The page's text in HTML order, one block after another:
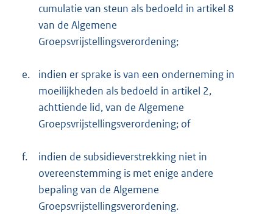
cumulatie van steun als bedoeld in artikel 8
van de Algemene
Groepsvrijstellingsverordening;
e.
indien er sprake is van een onderneming in
moeilijkheden als bedoeld in artikel 2,
achttiende lid, van de Algemene
Groepsvrijstellingsverordening; of
f.
indien de subsidieverstrekking niet in
overeenstemming is met enige andere
bepaling van de Algemene
Groepsvrijstellingsverordening.